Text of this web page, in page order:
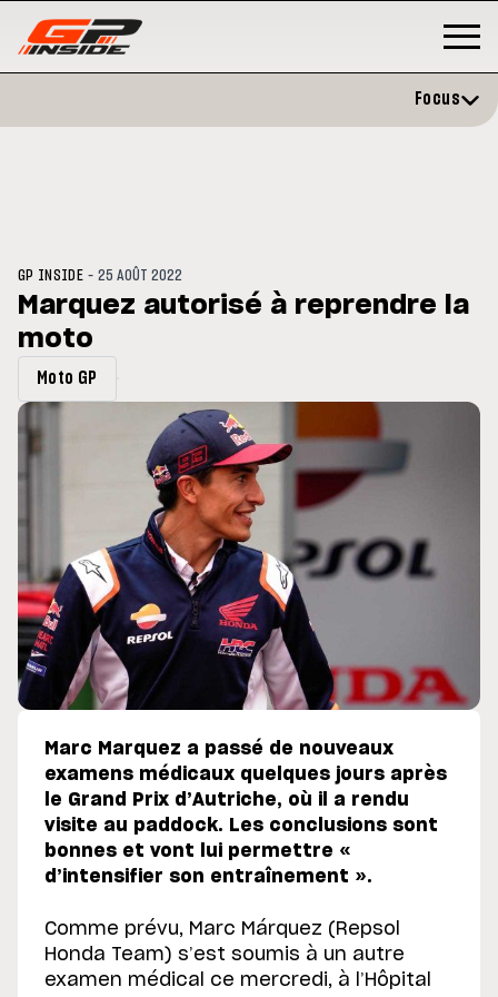
droite à Madrid
Bretagne
Focus
GP INSIDE -25 AOÛT 2022
Marquez autorisé à reprendre la
moto
Moto GP
Marc Marquez a passé de nouveaux
examens médicaux quelques jours après
le Grand Prix d’Autriche, où il a rendu
visite au paddock. Les conclusions sont
bonnes et vont lui permettre «
d’intensifier son entraînement ».
Comme prévu, Marc Márquez (Repsol
Honda Team) s’est soumis à un autre
examen médical ce mercredi, à l’Hôpital